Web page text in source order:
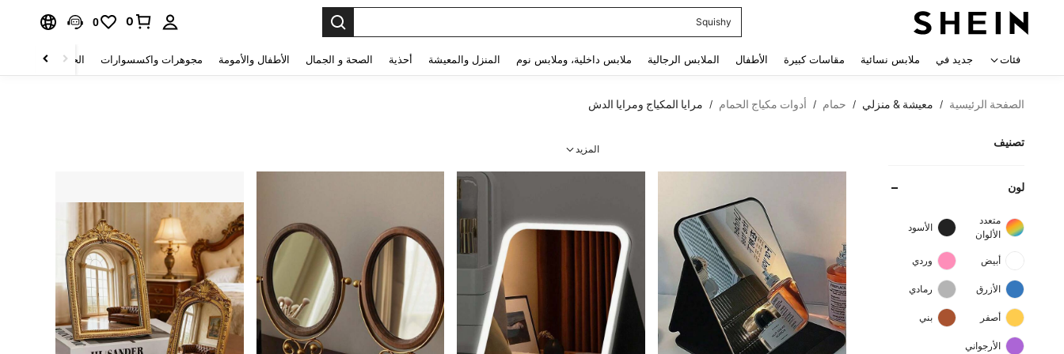
Squishy
0
0
فئات جديد في ملابس نسائية مقاسات كبيرة الأطفال الملابس الرجالية ملابس داخلية، وملابس نوم المنزل والمعيشة أحذية الصحة و الجمال الأطفال والأمومة مجوهرات واكسسوارات الحقائب والأمتعة
الصفحة الرئيسية / معيشة & منزلي / حمام / أدوات مكياج الحمام / مرايا المكياج ومرايا الدش
تصنيف
لون
متعدد
الألوان
الأسود
أبيض وردي
الأزرق رمادي
أصفر بني
الأرجواني
المزيد